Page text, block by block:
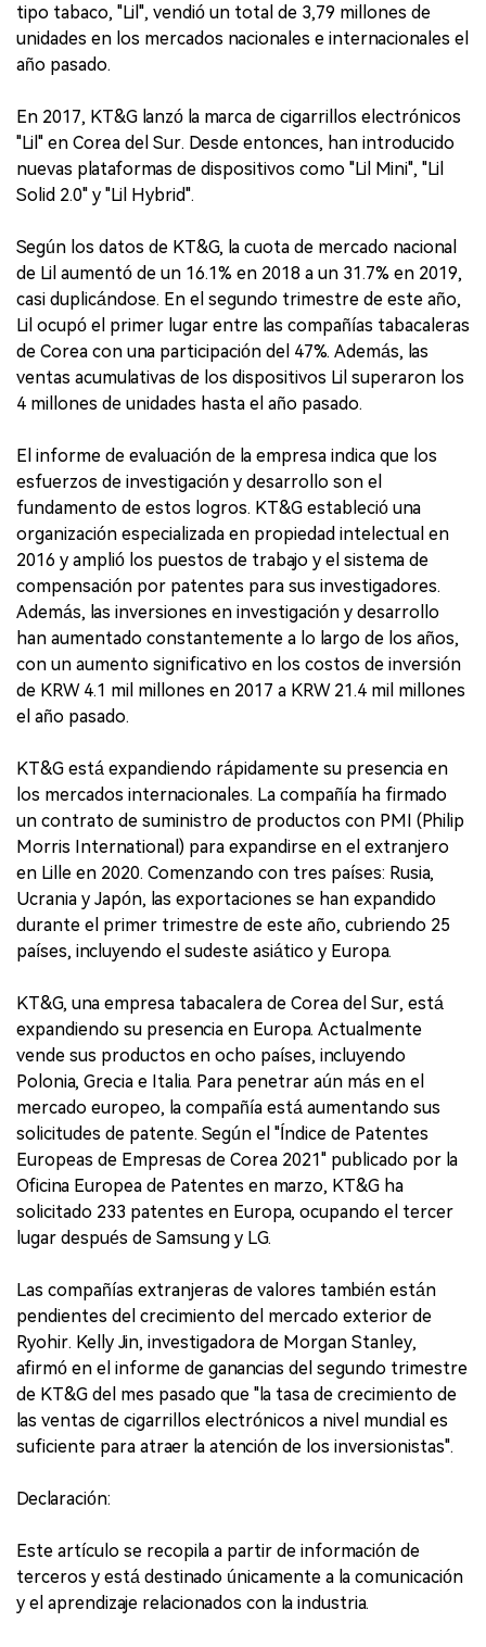
tipo tabaco, "Lil", vendió un total de 3,79 millones de
unidades en los mercados nacionales e internacionales el
año pasado.
En 2017, KT&G lanzó la marca de cigarrillos electrónicos
"Lil" en Corea del Sur. Desde entonces, han introducido
nuevas plataformas de dispositivos como "Lil Mini", "Lil
Solid 2.0" y "Lil Hybrid".
Según los datos de KT&G, la cuota de mercado nacional
de Lil aumentó de un 16.1% en 2018 a un 31.7% en 2019,
casi duplicándose. En el segundo trimestre de este año,
Lil ocupó el primer lugar entre las compañías tabacaleras
de Corea con una participación del 47%. Además, las
ventas acumulativas de los dispositivos Lil superaron los
4 millones de unidades hasta el año pasado.
El informe de evaluación de la empresa indica que los
esfuerzos de investigación y desarrollo son el
fundamento de estos logros. KT&G estableció una
organización especializada en propiedad intelectual en
2016 y amplió los puestos de trabajo y el sistema de
compensación por patentes para sus investigadores.
Además, las inversiones en investigación y desarrollo
han aumentado constantemente a lo largo de los años,
con un aumento significativo en los costos de inversión
de KRW 4.1 mil millones en 2017 a KRW 21.4 mil millones
el año pasado.
KT&G está expandiendo rápidamente su presencia en
los mercados internacionales. La compañía ha firmado
un contrato de suministro de productos con PMI (Philip
Morris International) para expandirse en el extranjero
en Lille en 2020. Comenzando con tres países: Rusia,
Ucrania y Japón, las exportaciones se han expandido
durante el primer trimestre de este año, cubriendo 25
países, incluyendo el sudeste asiático y Europa.
KT&G, una empresa tabacalera de Corea del Sur, está
expandiendo su presencia en Europa. Actualmente
vende sus productos en ocho países, incluyendo
Polonia, Grecia e Italia. Para penetrar aún más en el
mercado europeo, la compañía está aumentando sus
solicitudes de patente. Según el "Índice de Patentes
Europeas de Empresas de Corea 2021" publicado por la
Oficina Europea de Patentes en marzo, KT&G ha
solicitado 233 patentes en Europa, ocupando el tercer
lugar después de Samsung y LG.
Las compañías extranjeras de valores también están
pendientes del crecimiento del mercado exterior de
Ryohir. Kelly Jin, investigadora de Morgan Stanley,
afirmó en el informe de ganancias del segundo trimestre
de KT&G del mes pasado que "la tasa de crecimiento de
las ventas de cigarrillos electrónicos a nivel mundial es
suficiente para atraer la atención de los inversionistas".
Declaración:
Este artículo se recopila a partir de información de
terceros y está destinado únicamente a la comunicación
y el aprendizaje relacionados con la industria.